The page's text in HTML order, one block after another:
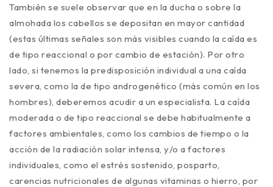
También se suele observar que en la ducha o sobre la
almohada los cabellos se depositan en mayor cantidad
(estas últimas señales son más visibles cuando la caída es
de tipo reaccional o por cambio de estación). Por otro
lado, si tenemos la predisposición individual a una caída
severa, como la de tipo androgenético (más común en los
hombres), deberemos acudir a un especialista. La caída
moderada o de tipo reaccional se debe habitualmente a
factores ambientales, como los cambios de tiempo o la
acción de la radiación solar intensa, y/o a factores
individuales, como el estrés sostenido, posparto,
carencias nutricionales de algunas vitaminas o hierro, por